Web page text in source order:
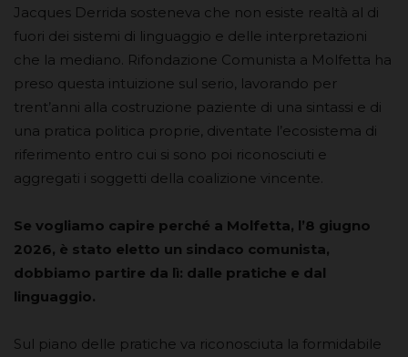
Jacques Derrida sosteneva che non esiste realtà al di
fuori dei sistemi di linguaggio e delle interpretazioni
che la mediano. Rifondazione Comunista a Molfetta ha
preso questa intuizione sul serio, lavorando per
trent’anni alla costruzione paziente di una sintassi e di
una pratica politica proprie, diventate l’ecosistema di
riferimento entro cui si sono poi riconosciuti e
aggregati i soggetti della coalizione vincente.
Se vogliamo capire perché a Molfetta, l’8 giugno
2026, è stato eletto un sindaco comunista,
dobbiamo partire da lì: dalle pratiche e dal
linguaggio.
Sul piano delle pratiche va riconosciuta la formidabile